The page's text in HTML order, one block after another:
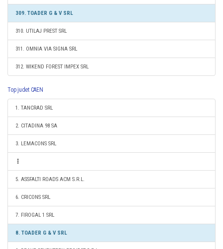
309. TOADER G & V SRL
310. UTILAJ PREST SRL
311. OMNIA VIA SIGNA SRL
312. WIKEND FOREST IMPEX SRL
Top judet CAEN
1. TANCRAD SRL
2. CITADINA 98 SA
3. LEMACONS SRL
5. ASSFALTI ROADS ACM S.R.L.
6. CRICONS SRL
7. FIROGAL 1 SRL
8. TOADER G & V SRL